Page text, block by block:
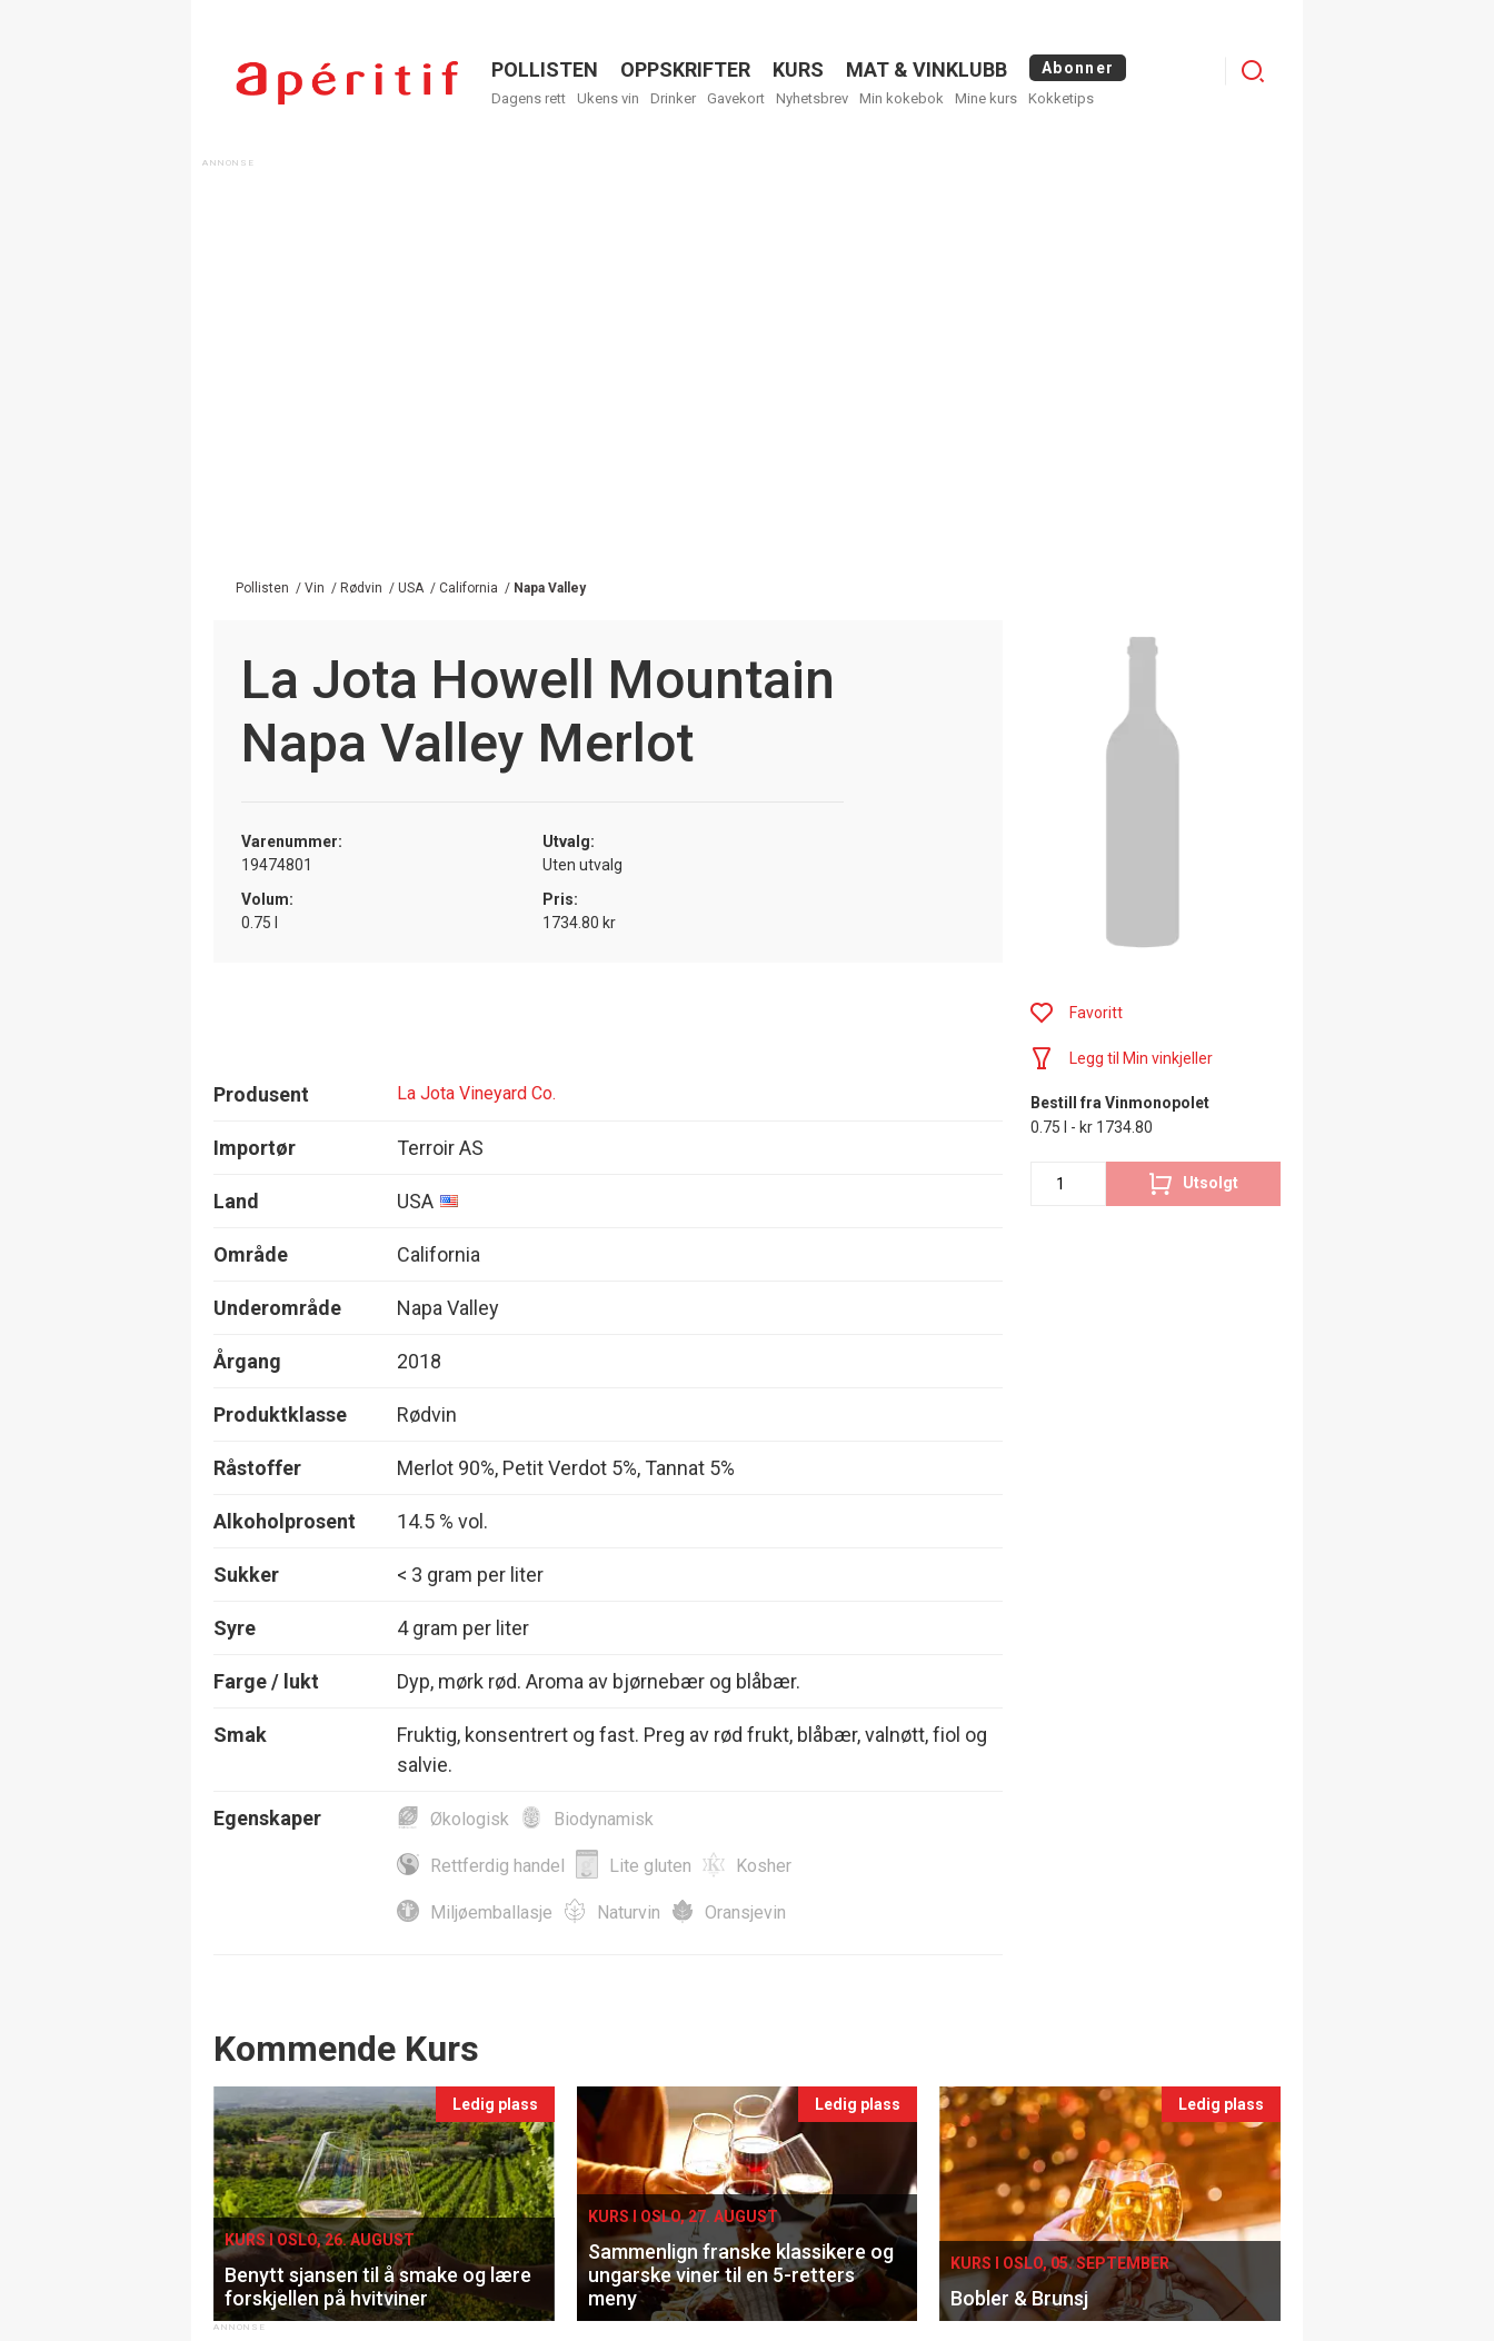
Menu
POLLISTEN OPPSKRIFTER KURS MAT & VINKLUBB Abonner
Dagens rett Ukens vin Drinker Gavekort Nyhetsbrev Min kokebok Mine kurs Kokketips
Menu
Pollisten / Vin / Rødvin / USA / California / Napa Valley
La Jota Howell Mountain
Napa Valley Merlot
Varenummer:
19474801
Utvalg:
Uten utvalg
Volum:
0.75 l
Pris:
1734.80 kr
Produsent La Jota Vineyard Co.
Importør Terroir AS
Land USA
Område California
Underområde Napa Valley
Årgang 2018
Produktklasse Rødvin
Råstoffer Merlot 90%, Petit Verdot 5%, Tannat 5%
Alkoholprosent 14.5 % vol.
Sukker < 3 gram per liter
Syre 4 gram per liter
Farge / lukt Dyp, mørk rød. Aroma av bjørnebær og blåbær.
Smak
Fruktig, konsentrert og fast. Preg av rød frukt, blåbær, valnøtt, fiol og
salvie.
Egenskaper Økologisk Biodynamisk
Rettferdig handel Lite gluten Kosher
Miljøemballasje Naturvin Oransjevin
Favoritt
Legg til Min vinkjeller
Bestill fra Vinmonopolet
0.75 l - kr 1734.80
Utsolgt
Events
Kommende Kurs
Ledig plass
KURS I OSLO, 26. AUGUST
Benytt sjansen til å smake og lære
forskjellen på hvitviner
Ledig plass
KURS I OSLO, 27. AUGUST
Sammenlign franske klassikere og
ungarske viner til en 5-retters
meny
Ledig plass
KURS I OSLO, 05. SEPTEMBER
Bobler & Brunsj